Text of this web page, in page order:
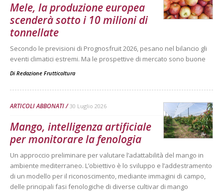
Mele, la produzione europea
scenderà sotto i 10 milioni di
tonnellate
Secondo le previsioni di Prognosfruit 2026, pesano nel bilancio gli
eventi climatici estremi. Ma le prospettive di mercato sono buone
Di Redazione Frutticoltura
ARTICOLI ABBONATI 30 Luglio 2026
Mango, intelligenza artificiale
per monitorare la fenologia
Un approccio preliminare per valutare l’adattabilità del mango in
ambiente mediterraneo. L’obiettivo è lo sviluppo e l’addestramento
di un modello per il riconoscimento, mediante immagini di campo,
delle principali fasi fenologiche di diverse cultivar di mango